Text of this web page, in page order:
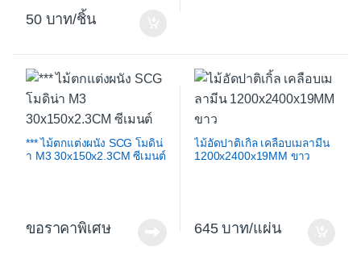
50 /ชิ้น
*** ไม้ตกแต่งผนัง SCG โมดิน่
า M3 30x150x2.3CM ซีเมนต์
ขอราคาพิเศษ
ไม้อัดปาติเกิ้ล เคลือบเมลามีน
1200x2400x19MM ขาว
645 /แผ่น